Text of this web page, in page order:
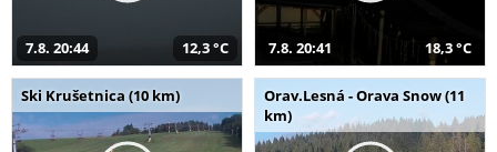
7.8. 20:44 12,3 °C 7.8. 20:41 18,3 °C
Ski Krušetnica (10 km)
Orav.Lesná - Orava Snow (11
km)